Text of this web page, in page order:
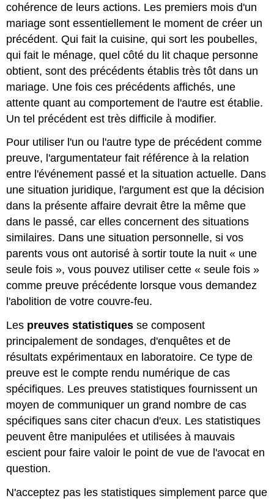
cohérence de leurs actions. Les premiers mois d'un
mariage sont essentiellement le moment de créer un
précédent. Qui fait la cuisine, qui sort les poubelles,
qui fait le ménage, quel côté du lit chaque personne
obtient, sont des précédents établis très tôt dans un
mariage. Une fois ces précédents affichés, une
attente quant au comportement de l'autre est établie.
Un tel précédent est très difficile à modifier.
Pour utiliser l'un ou l'autre type de précédent comme
preuve, l'argumentateur fait référence à la relation
entre l'événement passé et la situation actuelle. Dans
une situation juridique, l'argument est que la décision
dans la présente affaire devrait être la même que
dans le passé, car elles concernent des situations
similaires. Dans une situation personnelle, si vos
parents vous ont autorisé à sortir toute la nuit « une
seule fois », vous pouvez utiliser cette « seule fois »
comme preuve précédente lorsque vous demandez
l'abolition de votre couvre-feu.
Les preuves statistiques se composent
principalement de sondages, d'enquêtes et de
résultats expérimentaux en laboratoire. Ce type de
preuve est le compte rendu numérique de cas
spécifiques. Les preuves statistiques fournissent un
moyen de communiquer un grand nombre de cas
spécifiques sans citer chacun d'eux. Les statistiques
peuvent être manipulées et utilisées à mauvais
escient pour faire valoir le point de vue de l'avocat en
question.
N'acceptez pas les statistiques simplement parce que